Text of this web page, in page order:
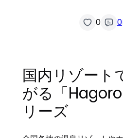
0 0
国内リゾート
がる「
リーズ